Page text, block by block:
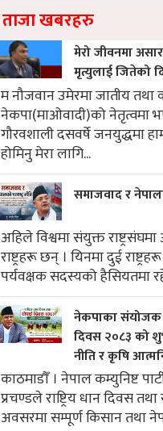
ताजा खबरहरु
मेरो जीवनमा
मृत्युलाई जितेको
म नौजवान उमेरमा जातीय तथा
नेकपा(माओवादी)को नेतृत्वमा
गौरवशाली दसवर्षे जनयुद्धमा
होमिनु मेरा लागि...
समाजवाद र
अहिले विश्वमा संयुक्त
राष्ट्रहरू छन् । यिनमा दुई
पर्यवक्षक सदस्यको हैसियतमा
नेकपाका संयोजक क.
दिवस २०८३ को
नीति र कृषि
काठमाडौँ । नेपाल कम्युनिष्ट
प्रचण्डले राष्ट्रिय धान दिवस
अवसरमा सम्पूर्ण किसान तथा